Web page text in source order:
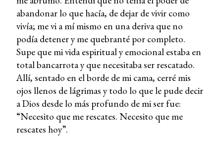
abandonar lo que hacía, de dejar de vivir como
vivía; me vi a mí mismo en una deriva que no
podía detener y me quebranté por completo.
Supe que mi vida espiritual y emocional estaba en
total bancarrota y que necesitaba ser rescatado.
Allí, sentado en el borde de mi cama, cerré mis
ojos llenos de lágrimas y todo lo que le pude decir
a Dios desde lo más profundo de mi ser fue:
“Necesito que me rescates. Necesito que me
rescates hoy”.